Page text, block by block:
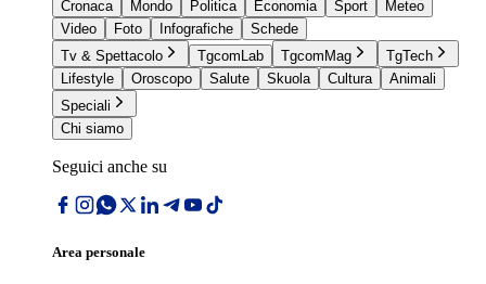
Cronaca
Mondo Politica Economia Sport
Meteo
Video
Foto Infografiche
Schede
Tv & Spettacolo
TgcomLab TgcomMag
TgTech
Lifestyle
Oroscopo Salute Skuola Cultura
Animali
Speciali
Chi siamo
Seguici anche su
Area personale